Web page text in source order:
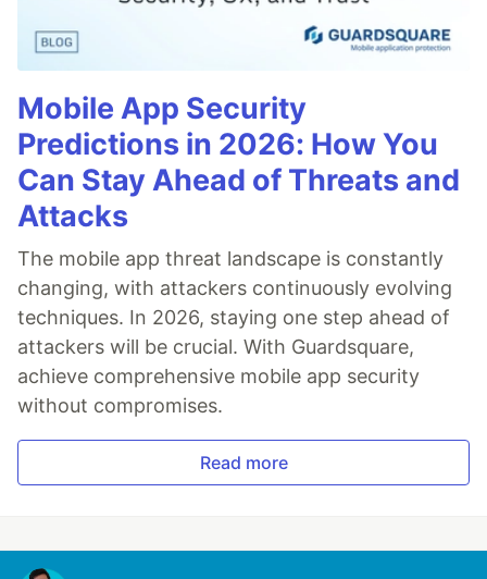
Mobile App Security
Predictions in 2026: How You
Can Stay Ahead of Threats and
Attacks
The mobile app threat landscape is constantly
changing, with attackers continuously evolving
techniques. In 2026, staying one step ahead of
attackers will be crucial. With Guardsquare,
achieve comprehensive mobile app security
without compromises.
Read more